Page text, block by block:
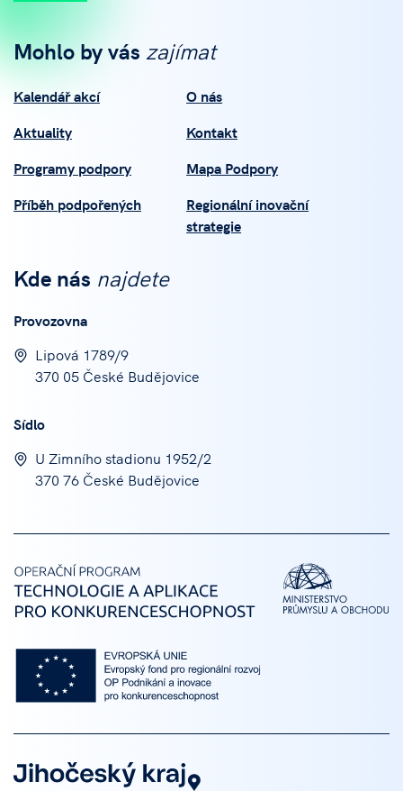
Mohlo by vás zajímat
Kalendář akcí
Aktuality
Programy podpory
Příběh podpořených
O nás
Kontakt
Mapa Podpory
Regionální inovační
strategie
Kde nás najdete
Provozovna
Lipová 1789/9
370 05 České Budějovice
Sídlo
U Zimního stadionu 1952/2
370 76 České Budějovice